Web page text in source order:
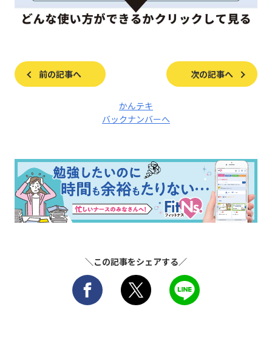
前の記事へ 次の記事へ
かんテキ
バックナンバーへ
＼この記事をシェアする／